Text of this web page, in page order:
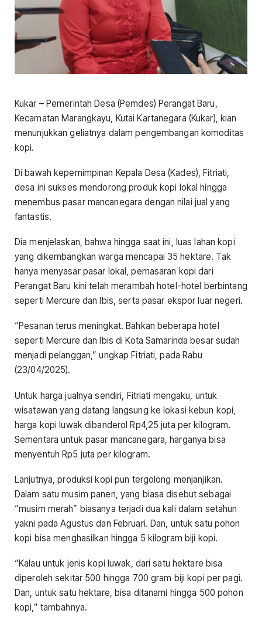
Kukar – Pemerintah Desa (Pemdes) Perangat Baru,
Kecamatan Marangkayu, Kutai Kartanegara (Kukar), kian
menunjukkan geliatnya dalam pengembangan komoditas
kopi.
Di bawah kepemimpinan Kepala Desa (Kades), Fitriati,
desa ini sukses mendorong produk kopi lokal hingga
menembus pasar mancanegara dengan nilai jual yang
fantastis.
Dia menjelaskan, bahwa hingga saat ini, luas lahan kopi
yang dikembangkan warga mencapai 35 hektare. Tak
hanya menyasar pasar lokal, pemasaran kopi dari
Perangat Baru kini telah merambah hotel-hotel berbintang
seperti Mercure dan Ibis, serta pasar ekspor luar negeri.
“Pesanan terus meningkat. Bahkan beberapa hotel
seperti Mercure dan Ibis di Kota Samarinda besar sudah
menjadi pelanggan,” ungkap Fitriati, pada Rabu
(23/04/2025).
Untuk harga jualnya sendiri, Fitriati mengaku, untuk
wisatawan yang datang langsung ke lokasi kebun kopi,
harga kopi luwak dibanderol Rp4,25 juta per kilogram.
Sementara untuk pasar mancanegara, harganya bisa
menyentuh Rp5 juta per kilogram.
Lanjutnya, produksi kopi pun tergolong menjanjikan.
Dalam satu musim panen, yang biasa disebut sebagai
“musim merah” biasanya terjadi dua kali dalam setahun
yakni pada Agustus dan Februari. Dan, untuk satu pohon
kopi bisa menghasilkan hingga 5 kilogram biji kopi.
“Kalau untuk jenis kopi luwak, dari satu hektare bisa
diperoleh sekitar 500 hingga 700 gram biji kopi per pagi.
Dan, untuk satu hektare, bisa ditanami hingga 500 pohon
kopi,” tambahnya.